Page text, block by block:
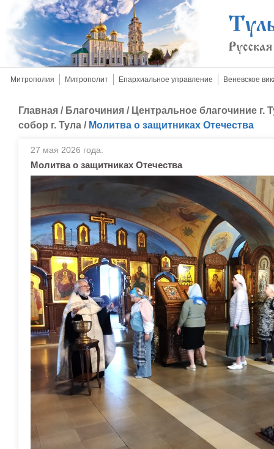
Митрополия Митрополит Епархиальное управление Веневское
Главная / Благочиния / Центральное благочиние г.
собор г. Тула / Молитва о защитниках Отечества
27 мая 2026 года.
Молитва о защитниках Отечества